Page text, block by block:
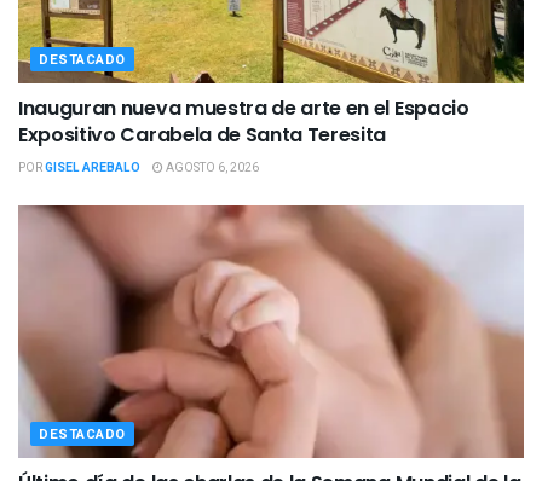
DESTACADO
Inauguran nueva muestra de arte en el Espacio
Expositivo Carabela de Santa Teresita
PORGISEL AREBALO AGOSTO 6, 2026
DESTACADO